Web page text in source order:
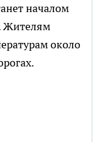
началом
Жителям
около